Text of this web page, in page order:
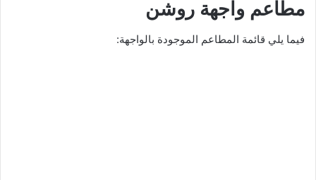
مطاعم واجهة روشن
فيما يلي قائمة المطاعم الموجودة بالواجهة: